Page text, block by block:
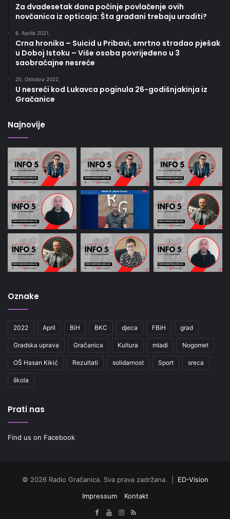
Za dvadesetak dana počinje povlačenje ovih
novčanica iz opticaja: Šta građani trebaju uraditi?
6. Aprila 2021.
Crna hronika – Suicid u Pribavi, smrtno stradao pješak
u Doboj Istoku – Više osoba povrijeđeno u 3
saobraćajne nesreće
20. Oktobra 2022.
U nesreći kod Lukavca poginula 26-godišnjakinja iz
Gračanice
Najnovije
Oznake
2022 April BiH BKC djeca FBiH grad
Gradska uprava Gračanica Kultura mladi Nogomet
OŠ Hasan Kikić Rezultati solidarnost Sport sreca
škola
Prati nas
Find us on Facebook
© 2026 Radio Gračanica. Sva prava zadržana. | ED-Vision
Impressum
Kontakt